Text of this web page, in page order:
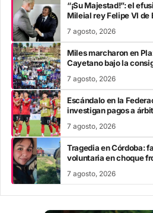
“¡Su Majestad!”: el
Mileial rey Felipe VI de
7 agosto, 2026
Miles marcharon en
Cayetano bajo la
7 agosto, 2026
Escándalo en la
investigan pagos a
7 agosto, 2026
Tragedia en Córdoba:
voluntaria en choque
7 agosto, 2026